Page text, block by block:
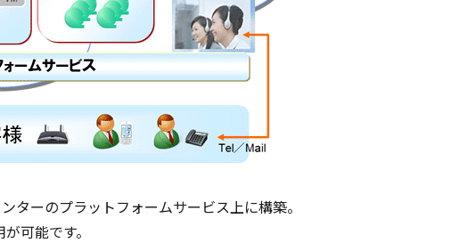
ターのプラットフォームサービス上に構築。
可能です。